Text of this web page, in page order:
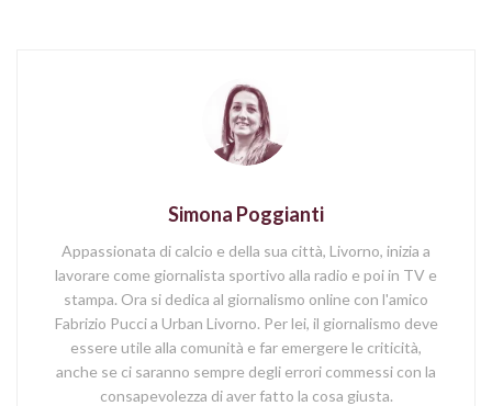
Simona Poggianti
Appassionata di calcio e della sua città, Livorno, inizia a
lavorare come giornalista sportivo alla radio e poi in TV e
stampa. Ora si dedica al giornalismo online con l'amico
Fabrizio Pucci a Urban Livorno. Per lei, il giornalismo deve
essere utile alla comunità e far emergere le criticità,
anche se ci saranno sempre degli errori commessi con la
consapevolezza di aver fatto la cosa giusta.